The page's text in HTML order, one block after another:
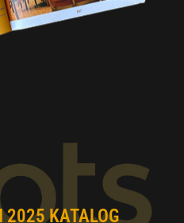
2025 KATALOG